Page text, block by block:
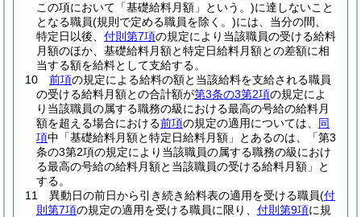
この項において「基礎給料月額」という。)に達しないこと
となる職員(規則で定める職員を除く。)には、当分の間、
特定日以後、 付則第7項の規定により当該職員の受ける給料
月額のほか、基礎給料月額と特定日給料月額との差額に相
当する額を給料として支給する。
10
前項の規定による給料の額と当該給料を支給される職員
の受ける給料月額との合計額が第3条の3第2項の規定によ
り当該職員の属する職務の級における最高の号給の給料月
額を超える場合における前項の規定の適用については、 同
項中「基礎給料月額と特定日給料月額」とあるのは、「第3
条の3第2項の規定により当該職員の属する職務の級におけ
る最高の号給の給料月額と当該職員の受ける給料月額」と
する。
11
異動日の前日から引き続き給料表の適用を受ける職員(付
則第7項の規定の適用を受ける職員に限り、 付則第9項に規